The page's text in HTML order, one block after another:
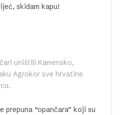
skidam kapu!
uništili Kamensko,
Agrokor sve hrvatine
prepuna “opančara” koji su